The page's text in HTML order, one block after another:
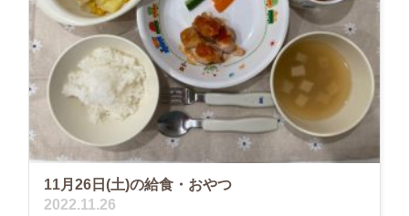
11月26日(土)の給食・おやつ
2022.11.26